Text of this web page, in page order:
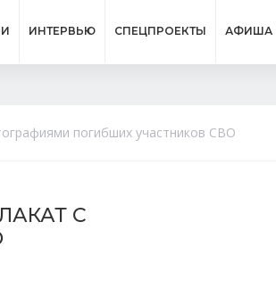
ИНТЕРВЬЮ СПЕЦПРОЕКТЫ АФИША
погибших участников СВО
С